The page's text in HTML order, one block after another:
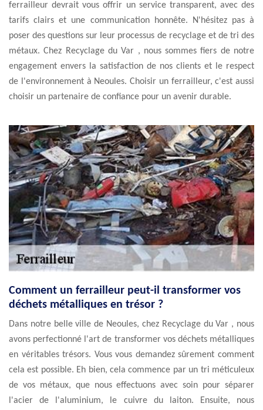
ferrailleur devrait vous offrir un service transparent, avec des
tarifs clairs et une communication honnête. N'hésitez pas à
poser des questions sur leur processus de recyclage et de tri des
métaux. Chez Recyclage du Var , nous sommes fiers de notre
engagement envers la satisfaction de nos clients et le respect
de l'environnement à Neoules. Choisir un ferrailleur, c'est aussi
choisir un partenaire de confiance pour un avenir durable.
Comment un ferrailleur peut-il transformer vos
déchets métalliques en trésor ?
Dans notre belle ville de Neoules, chez Recyclage du Var , nous
avons perfectionné l'art de transformer vos déchets métalliques
en véritables trésors. Vous vous demandez sûrement comment
cela est possible. Eh bien, cela commence par un tri méticuleux
de vos métaux, que nous effectuons avec soin pour séparer
l'acier de l'aluminium, le cuivre du laiton. Ensuite, nous